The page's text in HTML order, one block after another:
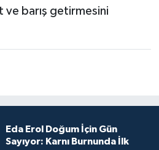
ve barış getirmesini
Eda Erol Doğum İçin Gün
Sayıyor: Karnı Burnunda İlk